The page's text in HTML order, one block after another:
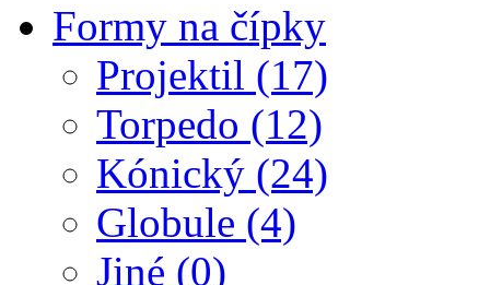
Formy na čípky
Projektil (17)
Torpedo (12)
Kónický (24)
Globule (4)
Jiné (0)